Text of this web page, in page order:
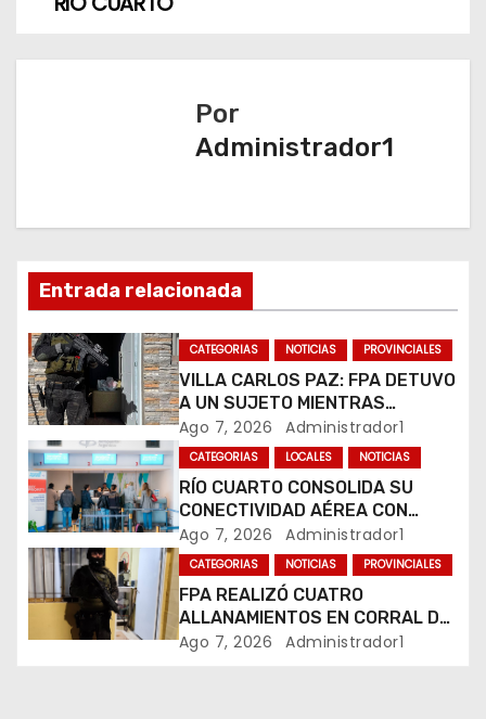
g
n
d
e
e
n
t
r
a
Por
Administrador1
Entrada relacionada
CATEGORIAS NOTICIAS PROVINCIALES
VILLA CARLOS PAZ: FPA DETUVO
A UN SUJETO MIENTRAS
COMERCIALIZABA COCAÍNA Y
MARIHUANA EN UNA PLAZA
Ago 7, 2026 Administrador1
CATEGORIAS LOCALES NOTICIAS
RÍO CUARTO CONSOLIDA SU
CONECTIVIDAD AÉREA CON
CUATRO VUELOS SEMANALES A
BUENOS AIRES
Ago 7, 2026 Administrador1
CATEGORIAS NOTICIAS PROVINCIALES
FPA REALIZÓ CUATRO
ALLANAMIENTOS EN CORRAL DE
BUSTOS-IFFLINGER
Ago 7, 2026 Administrador1